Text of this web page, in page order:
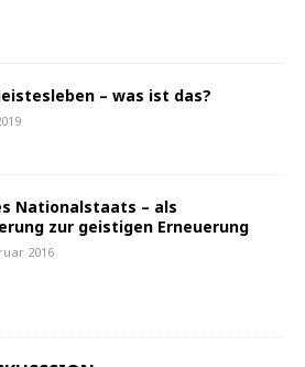
– was ist das?
Nationalstaats – als
zur geistigen Erneuerung
2016